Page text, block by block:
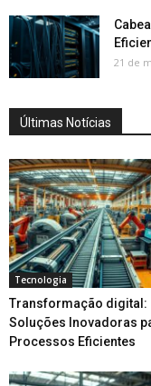
21 de
Últimas Notícias
Tecnologia
Transformação digital:
Soluções Inovadoras
Processos Eficientes